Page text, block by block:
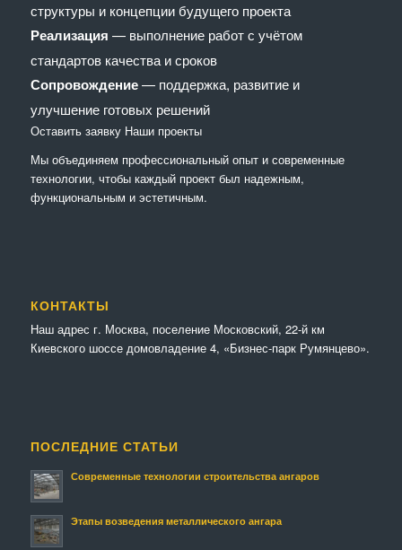
структуры и концепции будущего проекта
Реализация — выполнение работ с учётом
стандартов качества и сроков
Сопровождение— поддержка, развитие и
улучшение готовых решений
Оставить заявку Наши проекты
Мы объединяем профессиональный опыт и современные
технологии, чтобы каждый проект был надежным,
функциональным и эстетичным.
КОНТАКТЫ
Наш адрес г. Москва, поселение Московский, 22-й км
Киевского шоссе домовладение 4, «Бизнес-парк Румянцево».
ПОСЛЕДНИЕ СТАТЬИ
Современные технологии строительства ангаров
Этапы возведения металлического ангара